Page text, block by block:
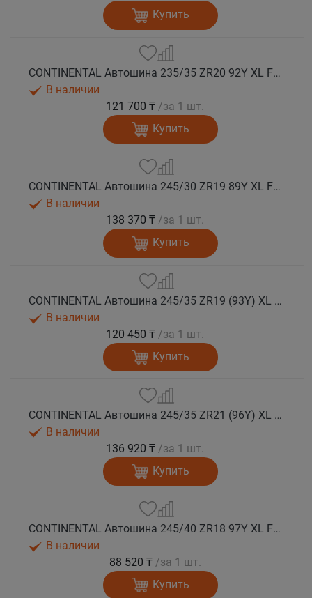
Купить
CONTINENTAL Автошина 235/35 ZR20 92Y XL FR SportContact 7 лето
В наличии
121 700 ₸ /за 1 шт.
Купить
CONTINENTAL Автошина 245/30 ZR19 89Y XL FR SportContact 7 лето
В наличии
138 370 ₸ /за 1 шт.
Купить
CONTINENTAL Автошина 245/35 ZR19 (93Y) XL FR SportContact 7 лето
В наличии
120 450 ₸ /за 1 шт.
Купить
CONTINENTAL Автошина 245/35 ZR21 (96Y) XL FR SportContact 7 MGT лето
В наличии
136 920 ₸ /за 1 шт.
Купить
CONTINENTAL Автошина 245/40 ZR18 97Y XL FR SportContact 7 лето
В наличии
88 520 ₸ /за 1 шт.
Купить